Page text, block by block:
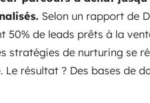
Selon un rapport de
50% de leads prêts à la
stratégies de nurturing se
résultat ? Des bases de